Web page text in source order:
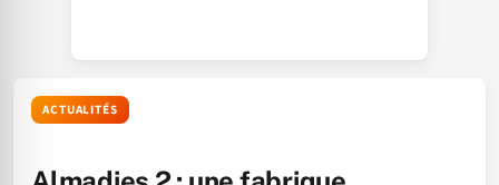
ACTUALITÉS